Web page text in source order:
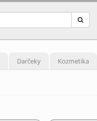
Darčeky Kozmetika